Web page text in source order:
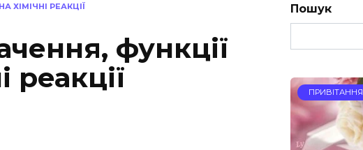
ХІМІЧНІ РЕАКЦІЇ
функції
реакції
Пошук
ПРИВІТАННЯ